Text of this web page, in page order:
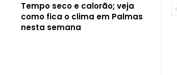
Tempo seco e calorão; veja
como fica o clima em Palmas
nesta semana